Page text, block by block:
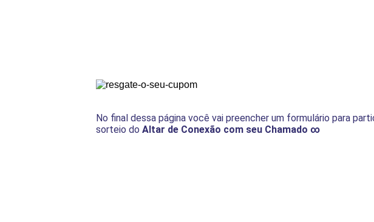
No final dessa página você vai preencher um formulário para
sorteio do Altar de Conexão com seu Chamado ∞